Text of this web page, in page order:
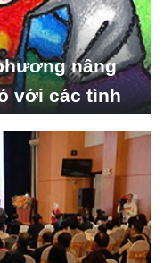
nâng
với các tình